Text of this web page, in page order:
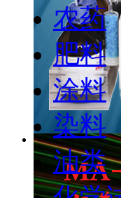
农药
肥料
涂料
染料
油类